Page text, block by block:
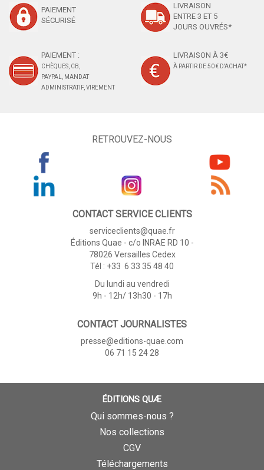
PAIEMENT
SÉCURISÉ
LIVRAISON
ENTRE 3 ET 5
JOURS OUVRÉS*
PAIEMENT :
CHÈQUES, CB,
PAYPAL, MANDAT
ADMINISTRATIF, VIREMENT
LIVRAISON À 3€
À PARTIR DE 50 € D'ACHAT*
RETROUVEZ-NOUS
CONTACT SERVICE CLIENTS
serviceclients@quae.fr
Éditions Quae - c/o INRAE RD 10 -
78026 Versailles Cedex
Tél : +33 6 33 35 48 40
Du lundi au vendredi
9h - 12h/ 13h30 - 17h
CONTACT JOURNALISTES
presse@editions-quae.com
06 71 15 24 28
ÉDITIONS QUÆ
Qui sommes-nous ?
Nos collections
CGV
Téléchargements